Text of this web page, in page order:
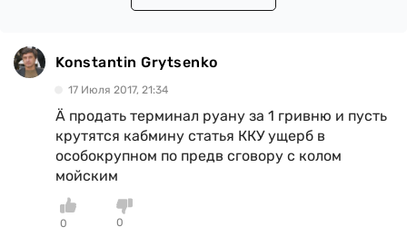
Konstantin Grytsenko
17 Июля 2017, 21:34
Ä продать терминал руану за 1 гривню и пусть
крутятся кабмину статья ККУ ущерб в
особокрупном по предв сговору с колом
мойским
0
0